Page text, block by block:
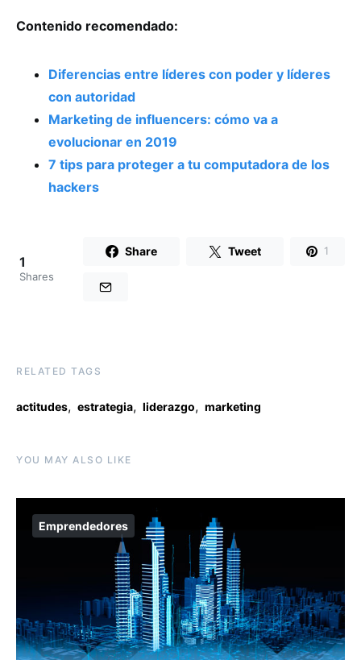
Contenido recomendado:
Diferencias entre líderes con poder y líderes
con autoridad
Marketing de influencers: cómo va a
evolucionar en 2019
7 tips para proteger a tu computadora de los
hackers
1
Shares
Share Tweet 1
RELATED TAGS
actitudes, estrategia, liderazgo, marketing
YOU MAY ALSO LIKE
Emprendedores